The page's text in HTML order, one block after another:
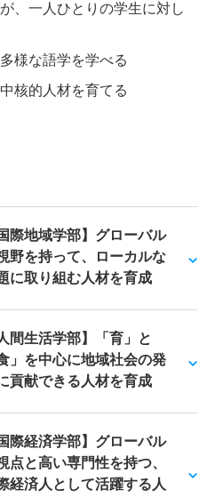
、一人ひとりの学生に対し
様な語学を学べる
核的人材を育てる
国際地域学部】グローバル
野を持って、ローカルな
に取り組む人材を育成
間生活学部】「育」と
食」を中心に地域社会の発
貢献できる人材を育成
国際経済学部】グローバル
点と高い専門性を持つ、
経済人として活躍する人